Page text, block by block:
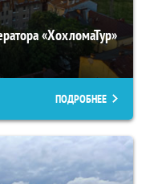
«ХохломаТур»
ПОДРОБНЕЕ